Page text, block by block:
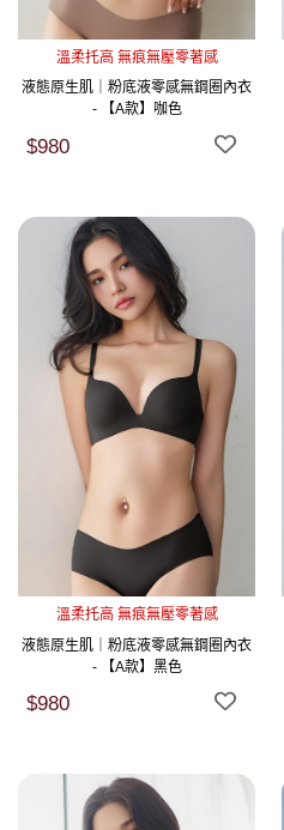
溫柔托高 無痕無壓零著感
液態原生肌｜粉底液零感無鋼圈內衣
- 【A款】咖色
$980
溫柔托高 無痕無壓零著感
液態原生肌｜粉底液零感無鋼圈內衣
- 【A款】黑色
$980